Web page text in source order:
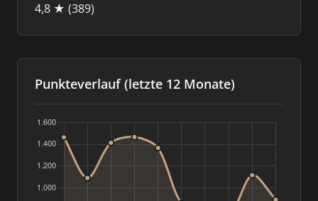
4,8 ★ (389)
Punkteverlauf (letzte 12 Monate)